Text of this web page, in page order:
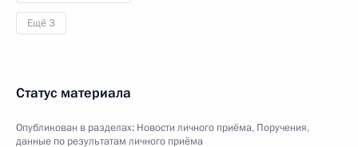
Ещё 3
Статус материала
Опубликован в разделах: Новости личного приёма, Поручения,
данные по результатам личного приёма